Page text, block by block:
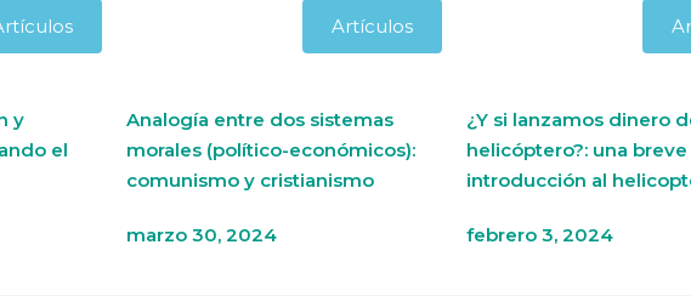
y
el
Artículos
Analogía entre dos sistemas
morales (político-económicos):
comunismo y cristianismo
marzo 30, 2024
¿Y si lanzamos dinero
helicóptero?: una breve
introducción al
febrero 3, 2024